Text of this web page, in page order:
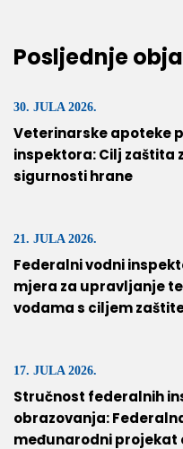
Posljednje
30. JULA 2026.
Veterinarske apoteke
inspektora: Cilj zaštita
sigurnosti hrane
21. JULA 2026.
Federalni vodni
mjera za upravljanje
vodama s ciljem
17. JULA 2026.
Stručnost federalnih
obrazovanja:
međunarodni projekat